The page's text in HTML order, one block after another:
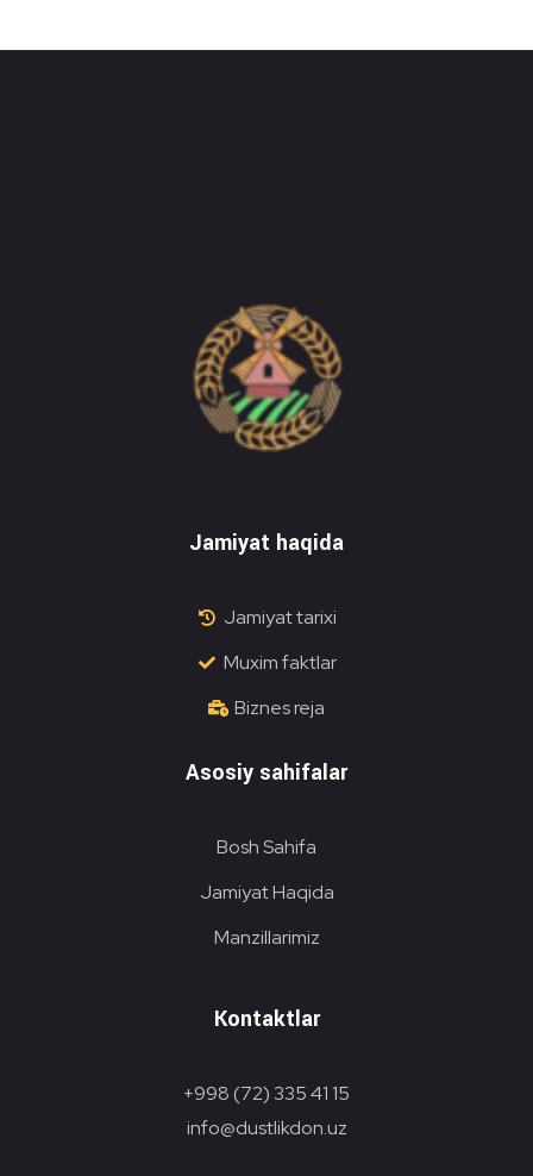
Jamiyat haqida
Jamiyat tarixi
Muxim faktlar
Biznes reja
Asosiy sahifalar
Bosh Sahifa
Jamiyat Haqida
Manzillarimiz
Kontaktlar
+998 (72) 335 41 15
info@dustlikdon.uz